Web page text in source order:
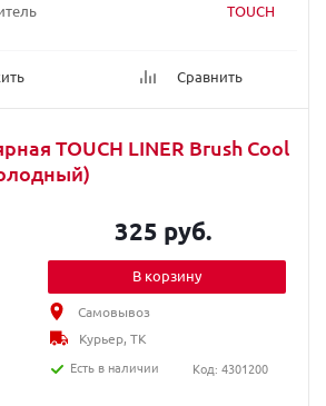
TOUCH
Сравнить
TOUCH LINER Brush Cool
325 руб.
В корзину
Самовывоз
Курьер, ТК
Есть в наличии
Код: 4301200